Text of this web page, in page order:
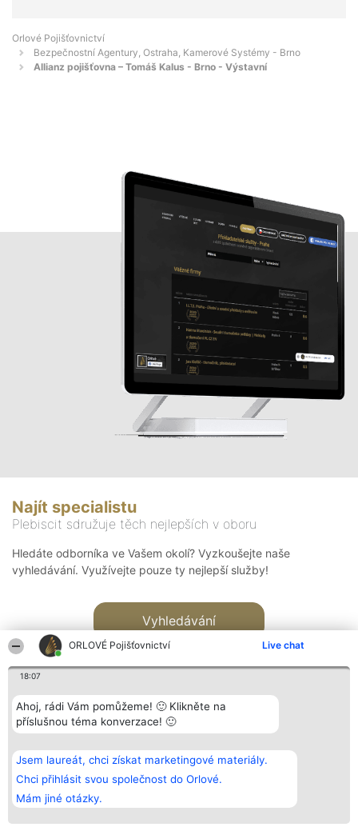
ORLOVÉ Pojišťovnictví Live chat
18:07
Ahoj, rádi Vám pomůžeme! 🙂 Klikněte na
příslušnou téma konverzace! 🙂
Jsem laureát, chci získat marketingové materiály.
Chci přihlásit svou společnost do Orlové.
Mám jiné otázky.
Orlové Pojišťovnictví
Bezpečnostní Agentury, Ostraha, Kamerové Systémy - Brno
Allianz pojišťovna – Tomáš Kalus - Brno - Výstavní
Najít specialistu
Plebiscit sdružuje těch nejlepších v oboru
Hledáte odborníka ve Vašem okolí? Vyzkoušejte naše
vyhledávání. Využívejte pouze ty nejlepší služby!
Vyhledávání
Bright Side Solutions sp. z o.
o. sp. k.
ul. Ruska 22
Wrocław 50-079
KRS 0000749100 | Regon
381313360 | NIP 8943132676
Vítězové
Seznam všech
laureátů
Zásady
Zásady
Kontakt